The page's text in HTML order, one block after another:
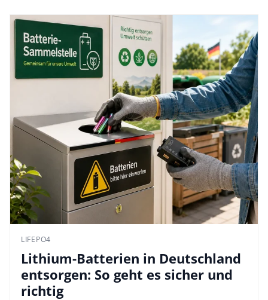
LIFEPO4
Lithium-Batterien in Deutschland
entsorgen: So geht es sicher und
richtig